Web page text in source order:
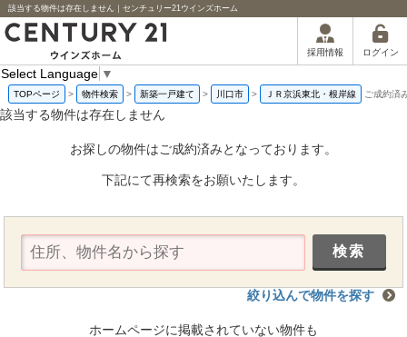
該当する物件は存在しません｜センチュリー21ウインズホーム
採用情報 ログイン
Select Language ▼
TOPページ > 物件検索 > 新築一戸建て > 川口市 > ＪＲ京浜東北・根岸線 ご成約済
該当する物件は存在しません
お探しの物件はご成約済みとなっております。
下記にて再検索をお願いたします。
絞り込んで物件を探す
ホームページに掲載されていない物件も